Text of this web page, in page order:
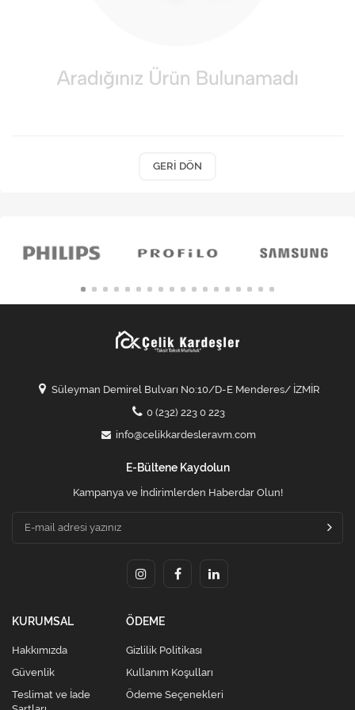
Ev Tekstili
GERI DÖN
Süleyman Demirel Bulvarı No:10/D-E Menderes/ İZMİR
0 (232) 223 0 223
info@celikkardesleravm.com
E-Bültene Kaydolun
Kampanya ve İndirimlerden Haberdar Olun!
KURUMSAL
Hakkımızda
Güvenlik
Teslimat ve İade
ÖDEME
Gizlilik Politikası
Kullanım Koşulları
Ödeme Seçenekleri